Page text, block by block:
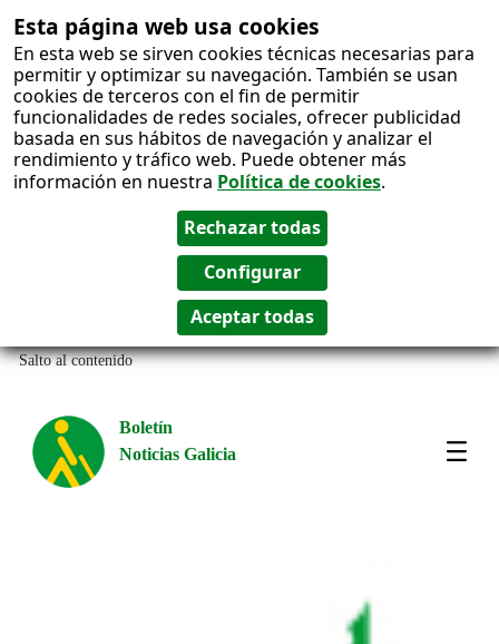
Esta página web usa cookies
En esta web se sirven cookies técnicas necesarias para
permitir y optimizar su navegación. También se usan
cookies de terceros con el fin de permitir
funcionalidades de redes sociales, ofrecer publicidad
basada en sus hábitos de navegación y analizar el
rendimiento y tráfico web. Puede obtener más
información en nuestra Política de cookies.
Salto al contenido
Boletín
Noticias Galicia